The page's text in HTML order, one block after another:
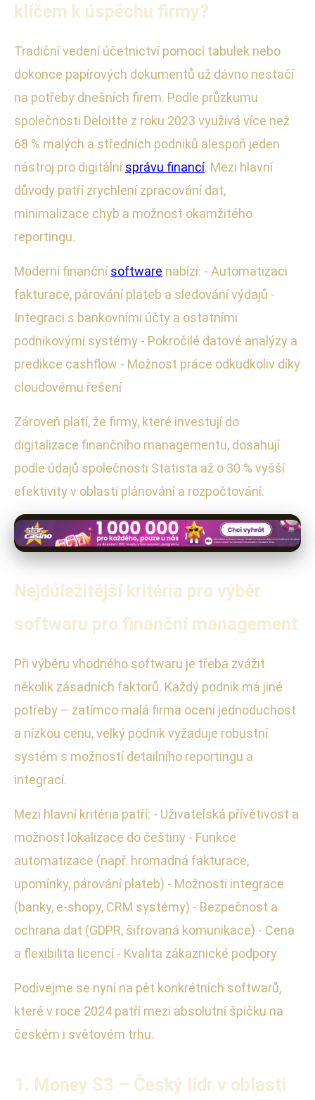
klíčem k úspěchu firmy?
Tradiční vedení účetnictví pomocí tabulek nebo
dokonce papírových dokumentů už dávno nestačí
na potřeby dnešních firem. Podle průzkumu
společnosti Deloitte z roku 2023 využívá více než
68 % malých a středních podniků alespoň jeden
nástroj pro digitálnísprávu financí. Mezi hlavní
důvody patří zrychlení zpracování dat,
minimalizace chyb a možnost okamžitého
reportingu.
Moderní finančnísoftware nabízí: - Automatizaci
fakturace, párování plateb a sledování výdajů -
Integraci s bankovními účty a ostatními
podnikovými systémy - Pokročilé datové analýzy a
predikce cashflow - Možnost práce odkudkoliv díky
cloudovému řešení
Zároveň platí, že firmy, které investují do
digitalizace finančního managementu, dosahují
podle údajů společnosti Statista až o 30 % vyšší
efektivity v oblasti plánování a rozpočtování.
Nejdůležitější kritéria pro výběr
softwaru pro finanční management
Při výběru vhodného softwaru je třeba zvážit
několik zásadních faktorů. Každý podnik má jiné
potřeby – zatímco malá firma ocení jednoduchost
a nízkou cenu, velký podnik vyžaduje robustní
systém s možností detailního reportingu a
integrací.
Mezi hlavní kritéria patří: - Uživatelská přívětivost a
možnost lokalizace do češtiny - Funkce
automatizace (např. hromadná fakturace,
upomínky, párování plateb) - Možnosti integrace
(banky, e-shopy, CRM systémy) - Bezpečnost a
ochrana dat (GDPR, šifrovaná komunikace) - Cena
a flexibilita licencí - Kvalita zákaznické podpory
Podívejme se nyní na pět konkrétních softwarů,
které v roce 2024 patří mezi absolutní špičku na
českém i světovém trhu.
1. Money S3 – Český lídr v oblasti